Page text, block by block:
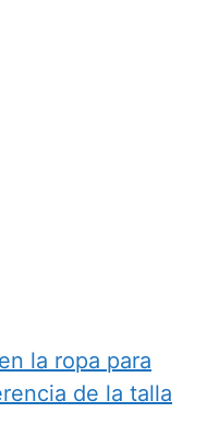
la ropa para
de la talla